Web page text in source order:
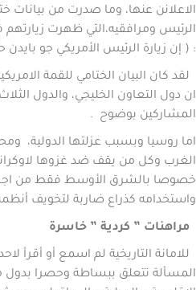
الاعلانن عنها، وما صدرت من
الرئيس ومرافقيه،التي ظهرت زيارتهم
: ( إن زيارة الرئيس الأمريكي جو
لقد كان البيان الختامي للقمة
ان دول التعاون الخليجي، والدول
المشاركين بوضوح .
اما روسيا وبسبب عزلتها الدولية،
الغرب وكل من يقف ضد غزوها
خصوصا بالشرق الأوسط فقط من اجل
واستخدامه كذراع ضاربة لتخويف
مراهنات ” كردية ” خاسرة
للامانة التاريخية لم اسمع أو أقرأ
المسألة تتعلق ببساطة وحصرا بدول